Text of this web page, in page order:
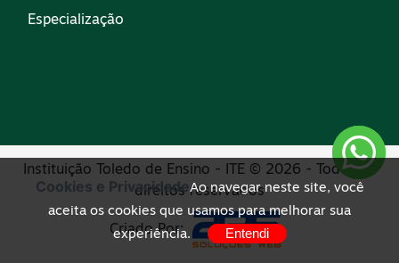
Especialização
Instituição Toledo de Ensino - ITE © 2026 - Todos os
direitos reservados
Criado Por:
Cookies e PrivacidadeAo navegar neste site, você
aceita os cookies que usamos para melhorar sua
experiência.
Entendi